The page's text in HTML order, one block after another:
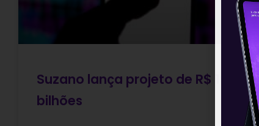
Suzano lança projeto de R$ 19,3
bilhões